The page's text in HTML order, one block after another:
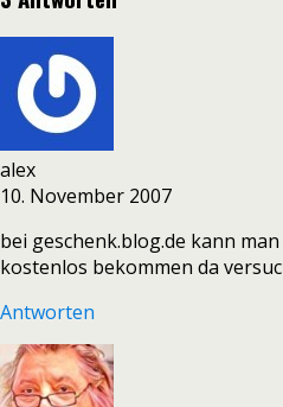
alex
10. November 2007
bei geschenk.blog.de kann
kostenlos bekommen da
Antworten